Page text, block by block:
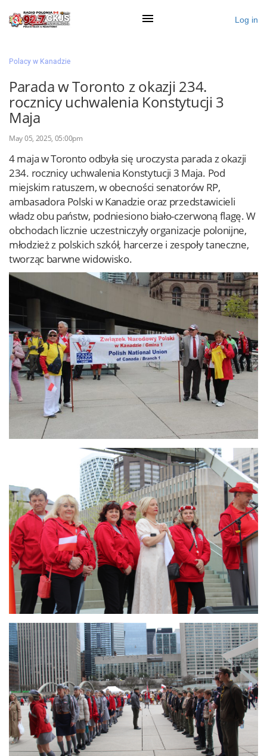
Ogłoś się
Działy
Zaloguj przez Clascal
Log in
Polacy w Kanadzie
Parada w Toronto z okazji 234.
rocznicy uchwalenia Konstytucji 3
Maja
May 05, 2025, 05:00pm
4 maja w Toronto odbyła się uroczysta parada z okazji
234. rocznicy uchwalenia Konstytucji 3 Maja. Pod
miejskim ratuszem, w obecności senatorów RP,
ambasadora Polski w Kanadzie oraz przedstawicieli
władz obu państw, podniesiono biało-czerwoną flagę. W
obchodach licznie uczestniczyły organizacje polonijne,
młodzież z polskich szkół, harcerze i zespoły taneczne,
tworząc barwne widowisko.